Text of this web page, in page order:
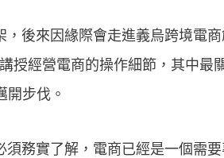
後來因緣際會走進義烏跨境電
授經營電商的操作細節，其中最
步伐。
務實了解，電商已經是一個需